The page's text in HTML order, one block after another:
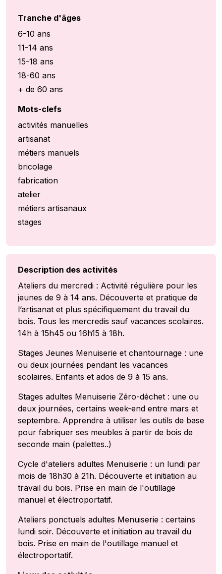
Tranche d'âges
6-10 ans
11-14 ans
15-18 ans
18-60 ans
+ de 60 ans
Mots-clefs
activités manuelles
artisanat
métiers manuels
bricolage
fabrication
atelier
métiers artisanaux
stages
Description des activités
Ateliers du mercredi : Activité régulière pour les
jeunes de 9 à 14 ans. Découverte et pratique de
l’artisanat et plus spécifiquement du travail du
bois. Tous les mercredis sauf vacances scolaires.
14h à 15h45 ou 16h15 à 18h.
Stages Jeunes Menuiserie et chantournage : une
ou deux journées pendant les vacances
scolaires. Enfants et ados de 9 à 15 ans.
Stages adultes Menuiserie Zéro-déchet : une ou
deux journées, certains week-end entre mars et
septembre. Apprendre à utiliser les outils de base
pour fabriquer ses meubles à partir de bois de
seconde main (palettes..)
Cycle d'ateliers adultes Menuiserie : un lundi par
mois de 18h30 à 21h. Découverte et initiation au
travail du bois. Prise en main de l'outillage
manuel et électroportatif.
Ateliers ponctuels adultes Menuiserie : certains
lundi soir. Découverte et initiation au travail du
bois. Prise en main de l'outillage manuel et
électroportatif.